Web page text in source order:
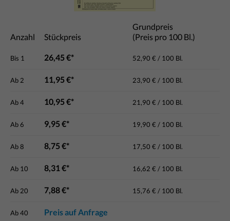
Anzahl Stückpreis
Grundpreis
(Preis pro 100 Bl.)
Bis 1 26,45 €* 52,90 € / 100 Bl.
Ab 2 11,95 €* 23,90 € / 100 Bl.
Ab4 10,95 €* 21,90 € / 100 Bl.
Ab6 9,95 €* 19,90 € / 100 Bl.
Ab8 8,75 €* 17,50 € / 100 Bl.
Ab 10 8,31 €* 16,62 € / 100 Bl.
Ab 20 7,88 €* 15,76 € / 100 Bl.
Ab40 Preis auf Anfrage